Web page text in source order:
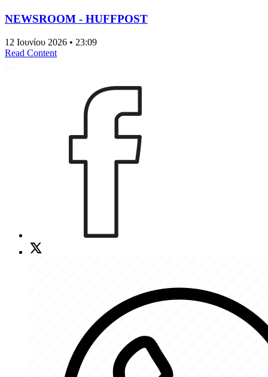
NEWSROOM - HUFFPOST
12 Ιουνίου 2026 • 23:09
Read Content